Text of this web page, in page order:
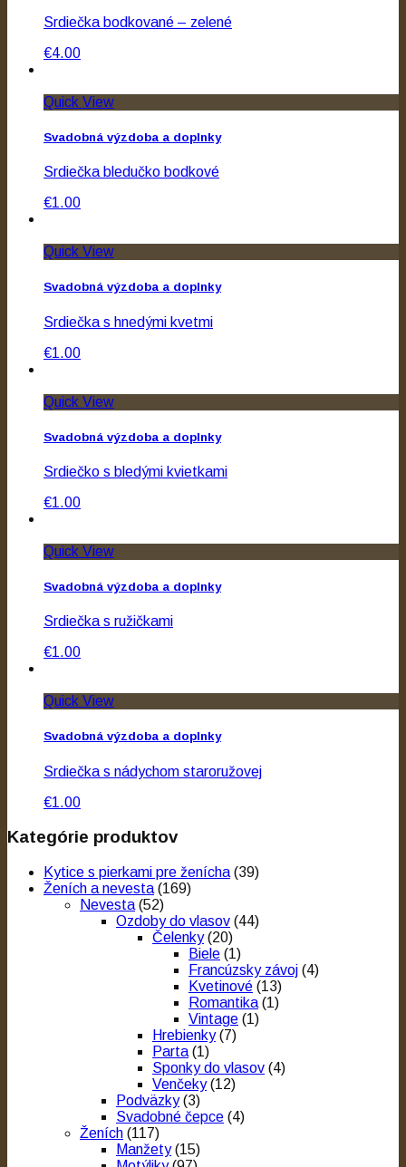
Srdiečka bodkované – zelené
€4.00
Quick View
Svadobná výzdoba a doplnky
Srdiečka bledučko bodkové
€1.00
Quick View
Svadobná výzdoba a doplnky
Srdiečka s hnedými kvetmi
€1.00
Quick View
Svadobná výzdoba a doplnky
Srdiečko s bledými kvietkami
€1.00
Quick View
Svadobná výzdoba a doplnky
Srdiečka s ružičkami
€1.00
Quick View
Svadobná výzdoba a doplnky
Srdiečka s nádychom staroružovej
€1.00
Kategórie produktov
Kytice s pierkami pre ženícha (39)
Ženích a nevesta (169)
Nevesta (52)
Ozdoby do vlasov (44)
Čelenky (20)
Biele (1)
Francúzsky závoj (4)
Kvetinové (13)
Romantika (1)
Vintage (1)
Hrebienky (7)
Parta (1)
Sponky do vlasov (4)
Venčeky (12)
Podväzky (3)
Svadobné čepce (4)
Ženích (117)
Manžety (15)